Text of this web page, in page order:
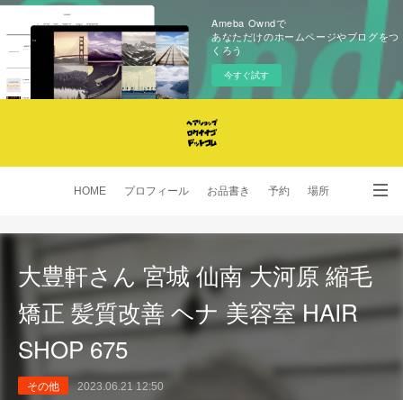
Ameba Owndで
あなただけのホームページやブログをつ
くろう
今すぐ試す
HOME プロフィール お品書き 予約 場所
大豊軒さん 宮城 仙南 大河原 縮毛
矯正 髪質改善 ヘナ 美容室 HAIR
SHOP 675
その他 2023.06.21 12:50